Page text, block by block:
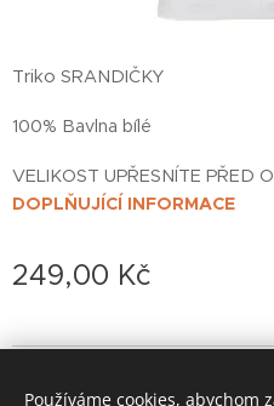
Triko SRANDIČKY
100% Bavlna bílé
VELIKOST UPŘESNÍTE PŘED
DOPLŇUJÍCÍ INFORMACE
249,00 Kč
Používáme cookies, abychom